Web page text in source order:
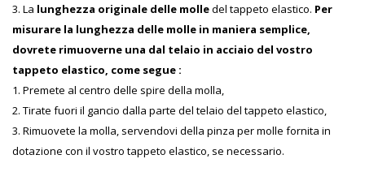
La lunghezza originale delle molledel tappeto elastico. Per
misurare la lunghezza delle molle in maniera semplice,
dovrete rimuoverne una dal telaio in acciaio del vostro
tappeto elastico, come segue :
Premete al centro delle spire della molla,
Tirate fuori il gancio dalla parte del telaio del tappeto elastico,
Rimuovete la molla, servendovi della pinza per molle fornita in
dotazione con il vostro tappeto elastico, se necessario.